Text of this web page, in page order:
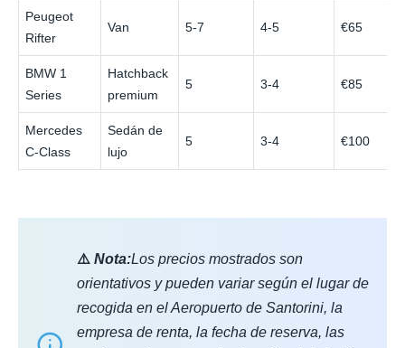
Peugeot
Rifter
Van 5-7 4-5 €65
BMW 1
Series
Hatchback
premium
5 3-4 €85
Mercedes
C-Class
Sedán de
lujo
5 3-4 €100
⚠️ Nota:Los precios mostrados son
orientativos y pueden variar según el lugar de
recogida en el Aeropuerto de Santorini, la
empresa de renta, la fecha de reserva, las